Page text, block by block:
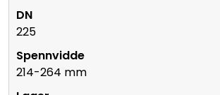
225
214-264 mm